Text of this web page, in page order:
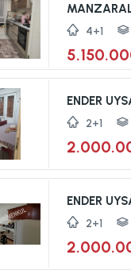
4+1
ENDER
2+1
ENDER
2+1